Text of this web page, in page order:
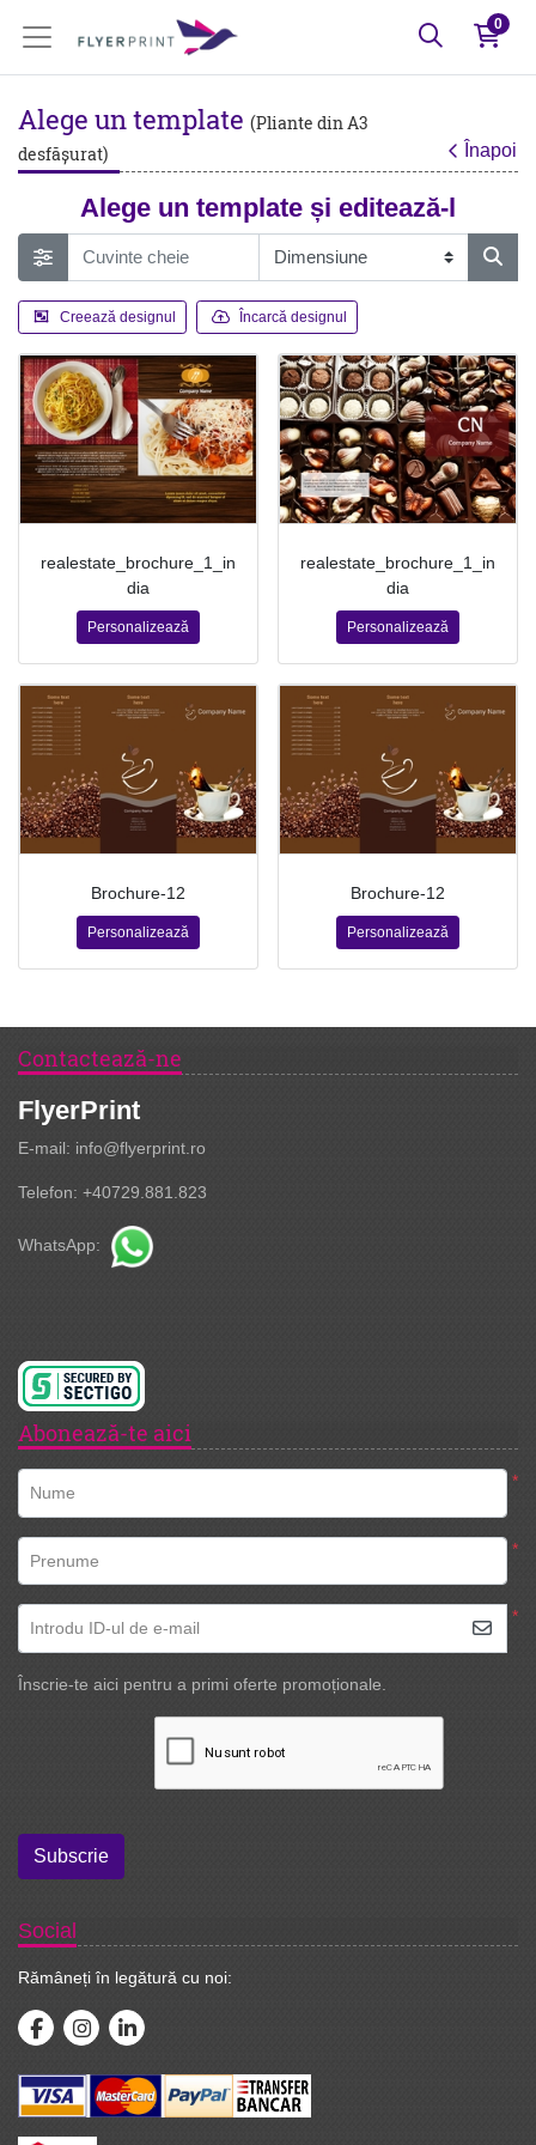
0
Alege un template (Pliante din A3
desfășurat)
Înapoi
Alege un template și editează-l
Creează designul Încarcă designul
realestate_brochure_1_in
dia
Personalizează
realestate_brochure_1_in
dia
Personalizează
Brochure-12
Personalizează
Brochure-12
Personalizează
Contactează-ne
FlyerPrint
E-mail: info@flyerprint.ro
Telefon: +40729.881.823
WhatsApp:
Abonează-te aici
*
Nume
*
Prenume
*
Introdu ID-ul de e-mail
Înscrie-te aici pentru a primi oferte promoționale.
Subscrie
Social
Rămâneți în legătură cu noi: